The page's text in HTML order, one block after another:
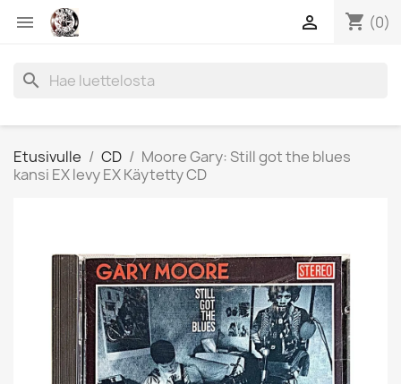
 shopping_cart (0)

search
Etusivulle CD
Moore Gary: Still got the blues
kansi EX levy EX Käytetty CD